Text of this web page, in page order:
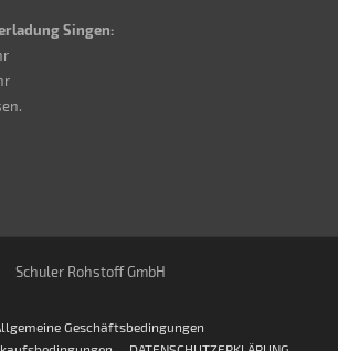
Singen:
Schuler Rohstoff GmbH
Geschäftsbedingungen